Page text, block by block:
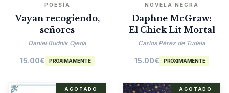
POESÍA
Vayan recogiendo,
señores
Daniel Budnik Ojeda
15.00€ PRÓXIMAMENTE
NOVELA NEGRA
Daphne McGraw:
El Chick Lit Mortal
Carlos Pérez de Tudela
15.00€ PRÓXIMAMENTE
AGOTADO AGOTADO